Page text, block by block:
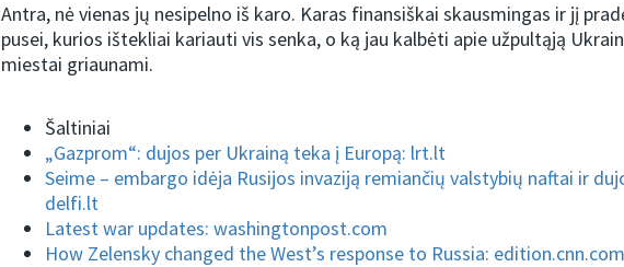
Antra, nė vienas jų nesipelno iš karo. Karas finansiškai skausmingas ir jį
pusei, kurios ištekliai kariauti vis senka, o ką jau kalbėti apie užpultąją
miestai griaunami.
Šaltiniai
„Gazprom“: dujos per Ukrainą teka į Europą: lrt.lt
Seime – embargo idėja Rusijos invaziją remiančių valstybių naftai ir
delfi.lt
Latest war updates: washingtonpost.com
How Zelensky changed the West’s response to Russia: edition.cnn.com